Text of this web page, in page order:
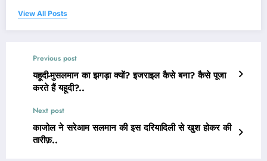
View All Posts
Previous post
यहूदी-मुसलमान का झगड़ा क्यों? इजराइल कैसे बना? कैसे पूजा
करते हैं यहूदी?..
Next post
काजोल ने सरेआम सलमान की इस दरियादिली से खुश होकर की
तारीफ़..